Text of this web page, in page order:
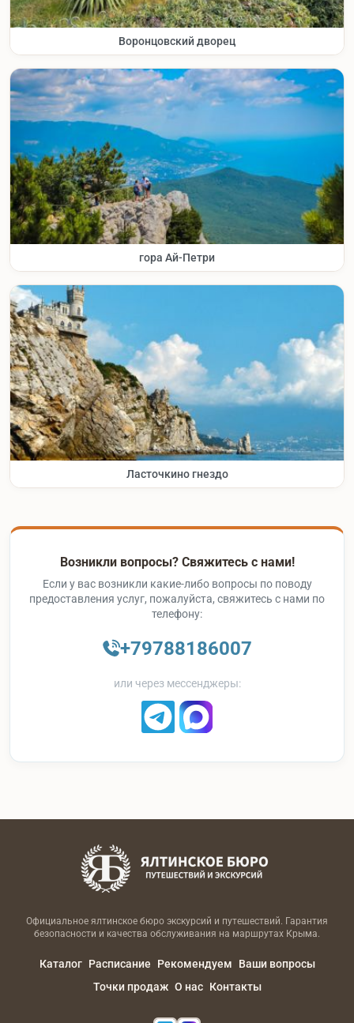
Воронцовский дворец
гора Ай-Петри
Ласточкино гнездо
Возникли вопросы? Свяжитесь с нами!
Если у вас возникли какие-либо вопросы по поводу
предоставления услуг, пожалуйста, свяжитесь с нами по
телефону:
+79788186007
или через мессенджеры:
Официальное ялтинское бюро экскурсий и путешествий. Гарантия
безопасности и качества обслуживания на маршрутах Крыма.
Каталог Расписание Рекомендуем
Ваши вопросы
Точки продаж О нас Контакты